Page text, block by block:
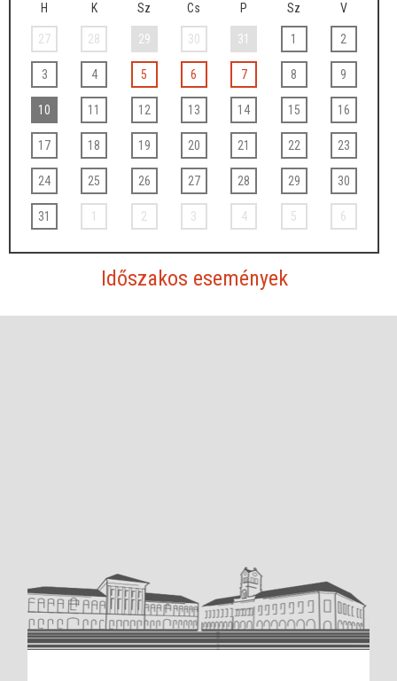
H K Sz Cs P Sz V
27 28 29 30 31 1 2
3 4 5 6 7 8 9
10 11 12 13 14 15 16
17 18 19 20 21 22 23
24 25 26 27 28 29 30
31 1 2 3 4 5 6
Időszakos események